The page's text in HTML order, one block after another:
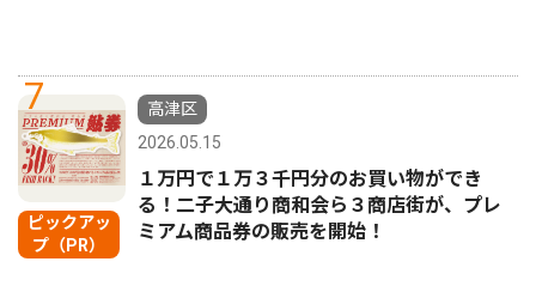
7
ピックアッ
プ（PR）
高津区
2026.05.15
１万円で１万３千円分のお買い物ができ
る！二子大通り商和会ら３商店街が、プレ
ミアム商品券の販売を開始！